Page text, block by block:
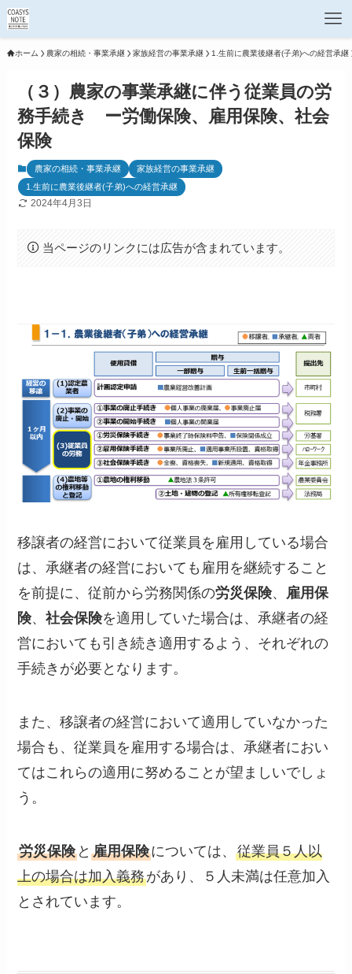
ホーム 農家の相続・事業承継 家族経営の事業承継 1.生前に農業後継者(子弟)への経営承継
（３）農家の事業承継に伴う従業員の労
務手続き ー労働保険、雇用保険、社会
保険
農家の相続・事業承継
家族経営の事業承継
1.生前に農業後継者(子弟)への経営承継
2024年4月3日
当ページのリンクには広告が含まれています。
移譲者の経営において従業員を雇用している場合
は、承継者の経営においても雇用を継続すること
を前提に、従前から労務関係の労災保険、 雇用保
険、社会保険を適用していた場合は、承継者の経
営においても引き続き適用するよう、それぞれの
手続きが必要となります。
また、移譲者の経営において適用していなかった
場合も、従業員を雇用する場合は、承継者におい
てはこれらの適用に努めることが望ましいでしょ
う。
労災保険 と雇用保険については、従業員５人以
上の場合は加入義務があり、５人未満は任意加入
とされています。